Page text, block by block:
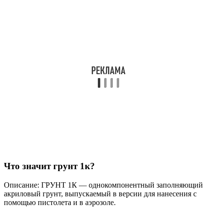
Что значит грунт 1к?
Описание: ГРУНТ 1К — однокомпонентный заполняющий
акриловый грунт, выпускаемый в версии для нанесения с
помощью пистолета и в аэрозоле.